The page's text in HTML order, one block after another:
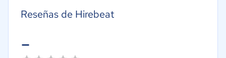
Reseñas de Hirebeat
-